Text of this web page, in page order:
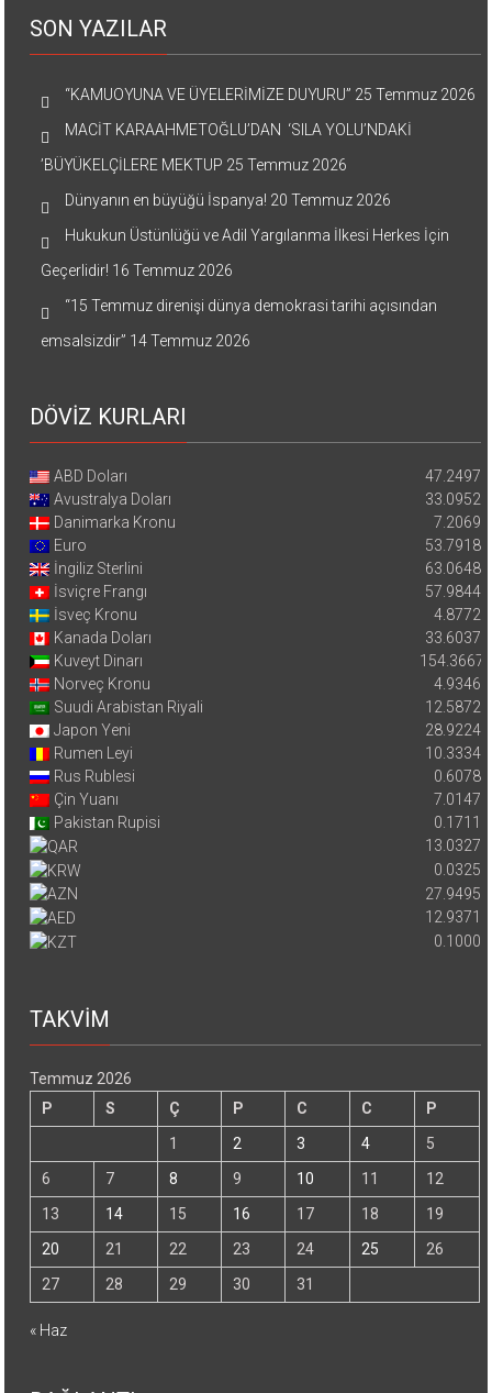
SON YAZILAR
“KAMUOYUNA VE ÜYELERİMİZE DUYURU” 25 Temmuz 2026
MACİT KARAAHMETOĞLU’DAN ‘SILA YOLU’NDAKİ
’BÜYÜKELÇİLERE MEKTUP 25 Temmuz 2026
Dünyanın en büyüğü İspanya! 20 Temmuz 2026
Hukukun Üstünlüğü ve Adil Yargılanma İlkesi Herkes İçin
Geçerlidir! 16 Temmuz 2026
“15 Temmuz direnişi dünya demokrasi tarihi açısından
emsalsizdir” 14 Temmuz 2026
DÖVİZ KURLARI
ABD Doları
47.2497
Avustralya Doları
33.0952
Danimarka Kronu
7.2069
Euro
53.7918
İngiliz Sterlini
63.0648
İsviçre Frangı
57.9844
İsveç Kronu
4.8772
Kanada Doları
33.6037
Kuveyt Dinarı
154.3667
Norveç Kronu
4.9346
Suudi Arabistan Riyali
12.5872
Japon Yeni
28.9224
Rumen Leyi
10.3334
Rus Rublesi
0.6078
Çin Yuanı
7.0147
Pakistan Rupisi
0.1711
13.0327
0.0325
27.9495
12.9371
0.1000
TAKVİM
Temmuz 2026
P
S Ç P C C
P
1
2 3 4
5
6
7 8 9 10 11
12
13
14 15 16 17 18
19
20
21 22 23 24 25
26
27
28 29 30 31
« Haz